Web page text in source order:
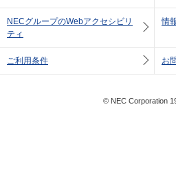
NECグループのWebアクセシビリ
ティ
情
ご利用条件 お
© NEC Corporation